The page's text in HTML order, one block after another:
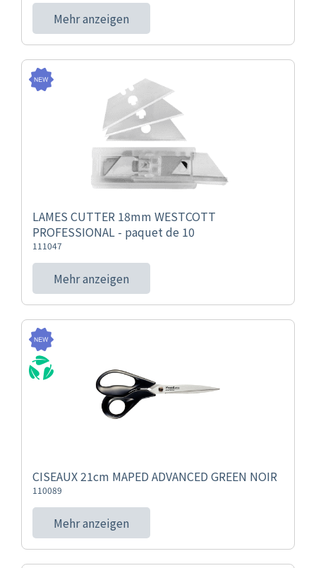
Mehr anzeigen
LAMES CUTTER 18mm WESTCOTT
PROFESSIONAL - paquet de 10
111047
Mehr anzeigen
CISEAUX 21cm MAPED ADVANCED GREEN NOIR
110089
Mehr anzeigen